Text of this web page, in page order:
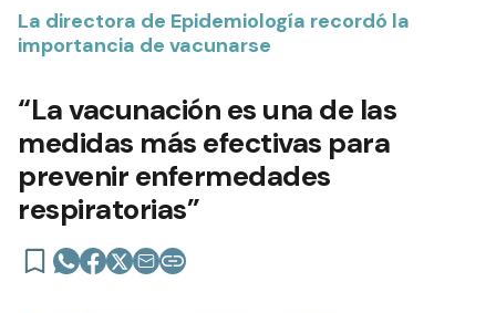
La directora de Epidemiología recordó la
importancia de vacunarse
“La vacunación es una de las
medidas más efectivas para
prevenir enfermedades
respiratorias”